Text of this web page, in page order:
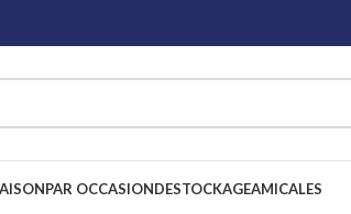
PAR OCCASIONDESTOCKAGEAMICALES